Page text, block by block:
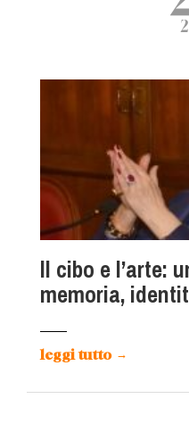
ll cibo e l’arte:
memoria,
leggi tutto →